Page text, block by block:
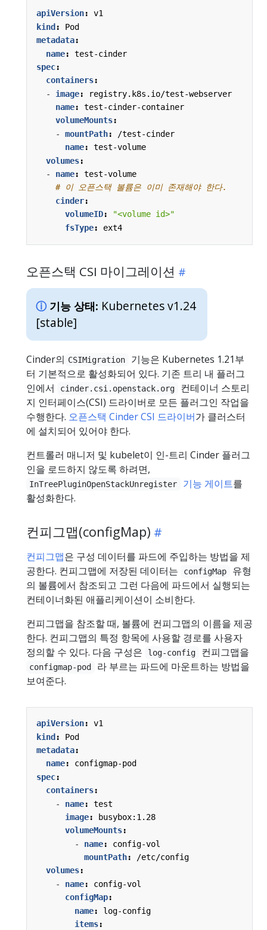
apiVersion:
v1
kind :
Pod
metadata:
name:
test-cinder
spec:
containers:
- image:
registry.k8s.io/test-webserver
name:
test-cinder-container
volumeMounts:
- mountPath:
/test-cinder
name:
test-volume
volumes:
- name:
test-volume
# 이 오픈스택 볼륨은 이미 존재해야 한다.
cinder:
volumeID:
"<volume id>"
fsType: ext4
오픈스택 CSI 마이그레이션
기능 상태: Kubernetes v1.24
[stable]
Cinder의 CSIMigration
기능은 Kubernetes 1.21부
터 기본적으로 활성화되어 있다. 기존 트리 내 플러그
인에서
cinder.csi.openstack.org
컨테이너 스토리
지 인터페이스(CSI) 드라이버로 모든 플러그인 작업을
수행한다. 오픈스택 Cinder CSI 드라이버가 클러스터
에 설치되어 있어야 한다.
컨트롤러 매니저 및 kubelet이 인-트리 Cinder 플러그
인을 로드하지 않도록 하려면,
InTreePluginOpenStackUnregister 기능 게이트를
활성화한다.
컨피그맵(configMap)
컨피그맵은 구성 데이터를 파드에 주입하는 방법을 제
공한다. 컨피그맵에 저장된 데이터는
configMap
유형
의 볼륨에서 참조되고 그런 다음에 파드에서 실행되는
컨테이너화된 애플리케이션이 소비한다.
컨피그맵을 참조할 때, 볼륨에 컨피그맵의 이름을 제공
한다. 컨피그맵의 특정 항목에 사용할 경로를 사용자
정의할 수 있다. 다음 구성은
log-config 컨피그맵을
configmap-pod
라 부르는 파드에 마운트하는 방법을
보여준다.
apiVersion:
v1
kind:
Pod
metadata:
name:
configmap-pod
spec:
containers:
- name:
test
image:
busybox:1.28
volumeMounts:
- name:
config-vol
mountPath:
/etc/config
volumes:
- name:
config-vol
configMap:
name:
log-config
items: